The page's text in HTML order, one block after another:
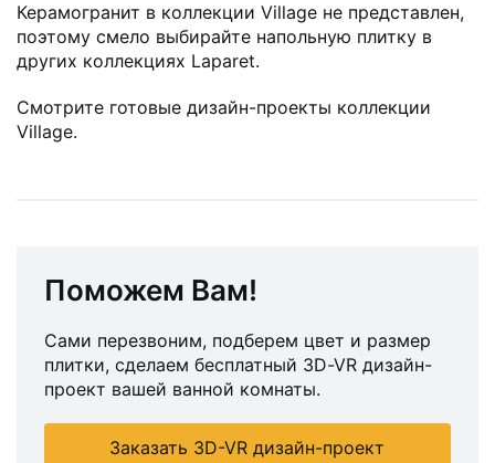
Керамогранит в коллекции Village не представлен,
поэтому смело выбирайте напольную плитку в
других коллекциях Laparet.
Смотрите готовые дизайн-проекты коллекции
Village.
Поможем Вам!
Сами перезвоним, подберем цвет и размер
плитки, сделаем бесплатный 3D-VR дизайн-
проект вашей ванной комнаты.
Заказать 3D-VR дизайн-проект